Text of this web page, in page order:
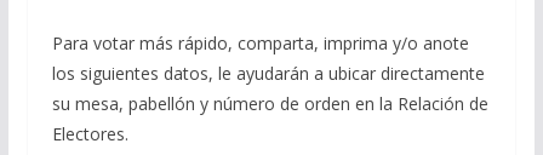
Para votar más rápido, comparta, imprima y/o anote
los siguientes datos, le ayudarán a ubicar directamente
su mesa, pabellón y número de orden en la Relación de
Electores.